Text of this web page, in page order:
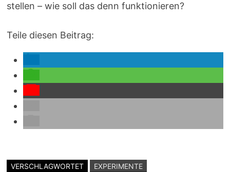
stellen – wie soll das denn funktionieren?
Teile diesen Beitrag:
VERSCHLAGWORTET EXPERIMENTE